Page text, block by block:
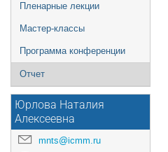
Пленарные лекции
Мастер-классы
Программа конференции
Отчет
Юрлова Наталия
Алексеевна
mnts@icmm.ru